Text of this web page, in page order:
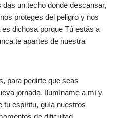
un techo donde descansar,
proteges del peligro y nos
dichosa porque Tú estás a
te apartes de nuestra
para pedirte que seas
jornada. Ilumíname a mí y
tu espíritu, guía nuestros